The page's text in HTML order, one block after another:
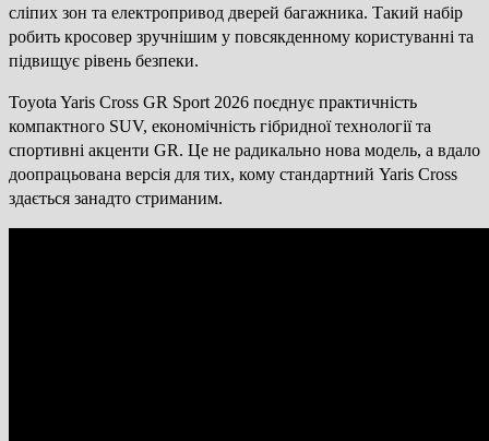
сліпих зон та електропривод дверей багажника. Такий набір
робить кросовер зручнішим у повсякденному користуванні та
підвищує рівень безпеки.
Toyota Yaris Cross GR Sport 2026 поєднує практичність
компактного SUV, економічність гібридної технології та
спортивні акценти GR. Це не радикально нова модель, а вдало
доопрацьована версія для тих, кому стандартний Yaris Cross
здається занадто стриманим.